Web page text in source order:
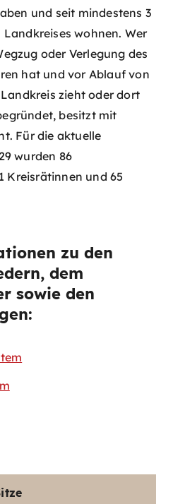
und seit mindestens 3
wohnen. Wer
oder Verlegung des
hat und vor Ablauf von
zieht oder dort
besitzt mit
Für die aktuelle
wurden 86
Kreisrätinnen und 65
zu den
dem
sowie den